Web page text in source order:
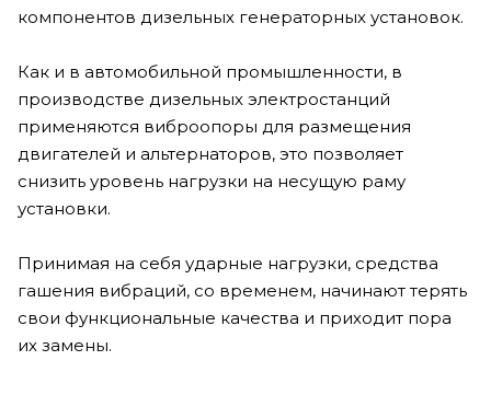
компонентов дизельных генераторных установок.
Как и в автомобильной промышленности, в
производстве дизельных электростанций
применяются виброопоры для размещения
двигателей и альтернаторов, это позволяет
снизить уровень нагрузки на несущую раму
установки.
Принимая на себя ударные нагрузки, средства
гашения вибраций, со временем, начинают терять
свои функциональные качества и приходит пора
их замены.